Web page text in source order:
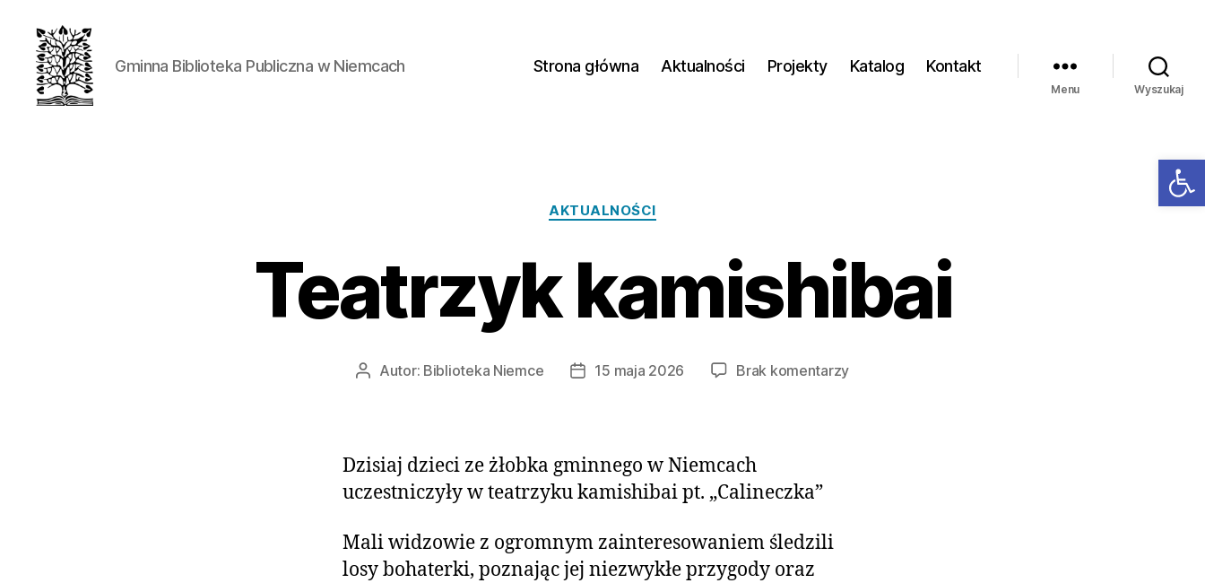
Gminna Biblioteka Publiczna w Niemcach Strona główna Aktualności Projekty Katalog Kontakt
Menu Wyszukaj
AKTUALNOŚCI
Teatrzyk kamishibai
Autor: Biblioteka Niemce 15 maja 2026 Brak komentarzy
Dzisiaj dzieci ze żłobka gminnego w Niemcach
uczestniczyły w teatrzyku kamishibai pt. „Calineczka”
Mali widzowie z ogromnym zainteresowaniem śledzili
losy bohaterki, poznając jej niezwykłe przygody oraz